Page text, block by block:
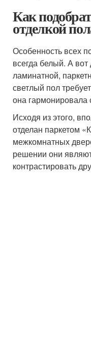
Как
отделкой
Особенность всех
всегда белый. А
ламинатной,
светлый пол
она гармонировала
Исходя из этого,
отделан паркетом
межкомнатных
решении они
контрастировать